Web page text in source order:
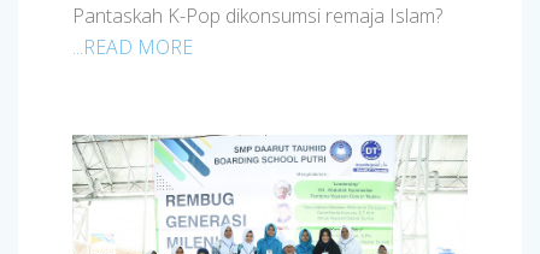
Pantaskah K-Pop dikonsumsi remaja Islam?
...READ MORE